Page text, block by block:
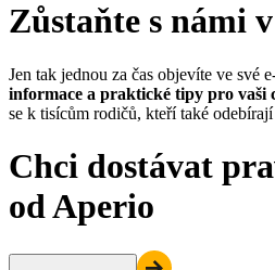
Zůstaňte s námi
Jen tak jednou za čas objevíte ve své
informace a praktické tipy pro vaši
se k tisícům rodičů, kteří také
Chci dostávat
od Aperio